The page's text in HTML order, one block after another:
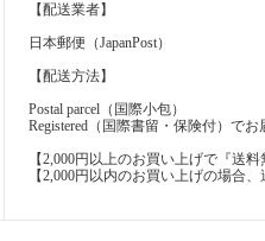
【配送業者】
日本郵便（JapanPost）
【配送方法】
Postal parcel（国際小包）
Registered（国際書留・保険付）でお
【2,000円以上のお買い上げで『送料
【2,000円以内のお買い上げの場合、